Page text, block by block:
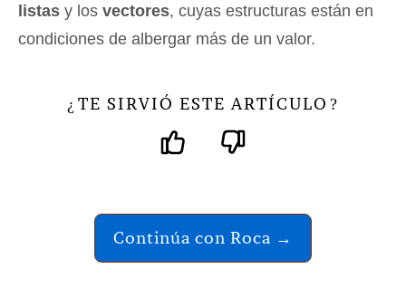
listas y los vectores, cuyas estructuras están en
condiciones de albergar más de un valor.
¿ TE SIRVIÓ ESTE ARTÍCULO ?
Continúa con Roca →